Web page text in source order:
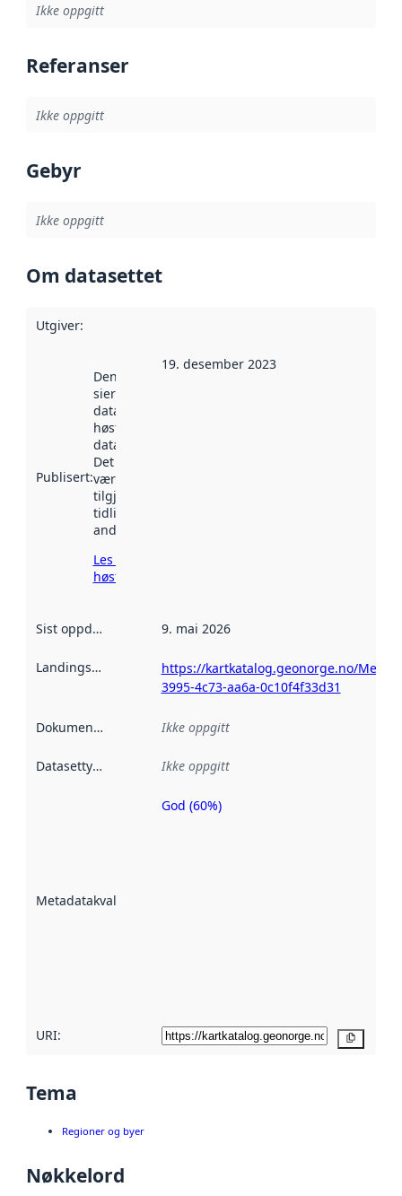
Ikke oppgitt
Referanser
Ikke oppgitt
Gebyr
Ikke oppgitt
Om datasettet
Utgiver:
Publisert:
Denne datoen
sier når
datasettet ble
høstet av
data.norge.no.
Det kan ha
vært
tilgjengelig
tidligere
andre steder.
Les mer om
høsting her
19. desember 2023
Sist oppdatert 9. mai 2026
Landingsside
https://kartkatalog.geonorge.no/
3995-4c73-aa6a-0c10f4f33d31
Dokumentasjon Ikke oppgitt
Datasettype Ikke oppgitt
Metadatakvalitet
Metadatakvalitet
God (60%)
URI:
Tema
Regioner og byer
Nøkkelord